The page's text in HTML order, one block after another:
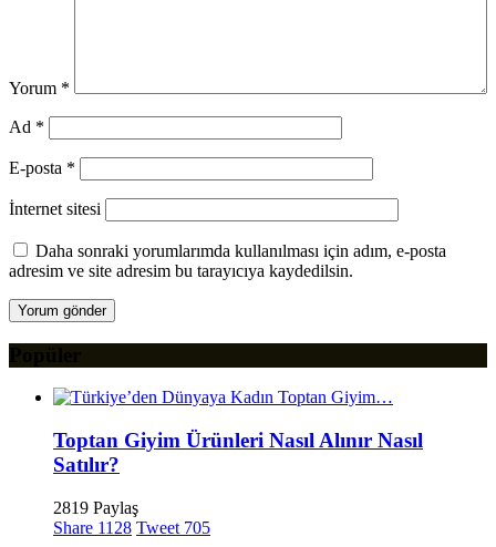
Yorum *
Ad *
E-posta *
İnternet sitesi
Daha sonraki yorumlarımda kullanılması için adım, e-posta
adresim ve site adresim bu tarayıcıya kaydedilsin.
Toptan Giyim Ürünleri Nasıl Alınır Nasıl
Satılır?
2819 Paylaş
Share 1128 Tweet 705